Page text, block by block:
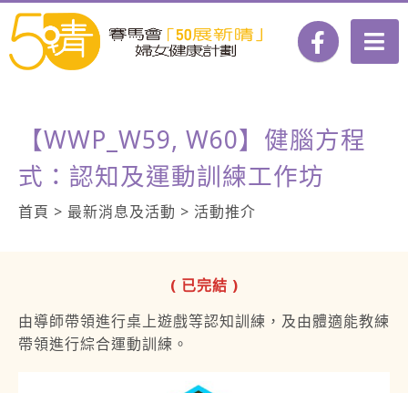
【WWP_W59, W60】健腦方程
式：認知及運動訓練工作坊
首頁 > 最新消息及活動 > 活動推介
( 已完結 )
由導師帶領進行桌上遊戲等認知訓練，及由體適能教練
帶領進行綜合運動訓練。